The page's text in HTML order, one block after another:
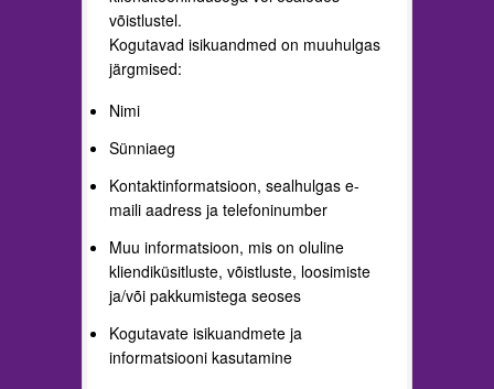
võistlustel.
Kogutavad isikuandmed on muuhulgas
järgmised:
Nimi
Sünniaeg
Kontaktinformatsioon, sealhulgas e-
maili aadress ja telefoninumber
Muu informatsioon, mis on oluline
kliendiküsitluste, võistluste, loosimiste
ja/või pakkumistega seoses
Kogutavate isikuandmete ja
informatsiooni kasutamine